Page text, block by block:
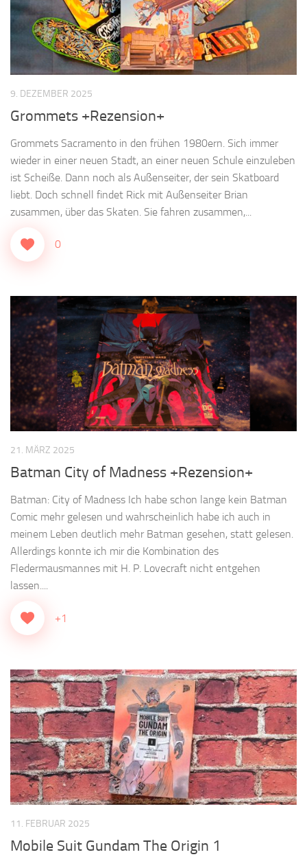
9. DEZEMBER 2025
Grommets +Rezension+
Grommets Sacramento in den frühen 1980ern. Sich immer
wieder in einer neuen Stadt, an einer neuen Schule einzuleben
ist Scheiße. Dann noch als Außenseiter, der sein Skatboard
liebt. Doch schnell findet Rick mit Außenseiter Brian
zusammen, über das Skaten. Sie fahren zusammen,...
0
21. MÄRZ 2025
Batman City of Madness +Rezension+
Batman: City of Madness Ich habe schon lange kein Batman
Comic mehr gelesen und wahrscheinlich habe ich auch in
meinem Leben deutlich mehr Batman gesehen, statt gelesen.
Allerdings konnte ich mir die Kombination des
Fledermausmannes mit H. P. Lovecraft nicht entgehen
lassen....
+1
11. FEBRUAR 2025
Mobile Suit Gundam The Origin 1